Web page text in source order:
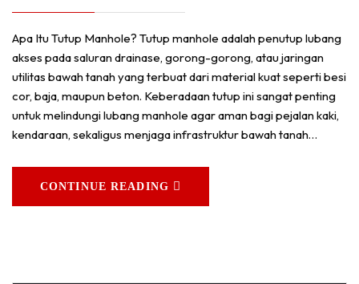
Apa Itu Tutup Manhole? Tutup manhole adalah penutup lubang
akses pada saluran drainase, gorong-gorong, atau jaringan
utilitas bawah tanah yang terbuat dari material kuat seperti besi
cor, baja, maupun beton. Keberadaan tutup ini sangat penting
untuk melindungi lubang manhole agar aman bagi pejalan kaki,
kendaraan, sekaligus menjaga infrastruktur bawah tanah…
CONTINUE READING